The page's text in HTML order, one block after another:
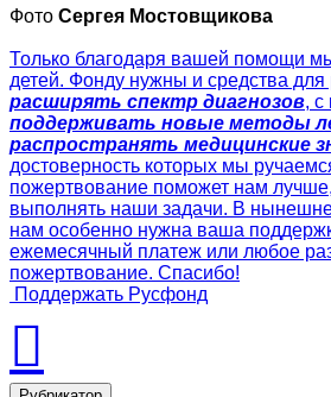
Фото Сергея Мостовщикова
Только благодаря вашей помощи
детей. Фонду нужны и средства для
расширять спектр диагнозов, с
поддерживать новые методы
распространять медицинские
достоверность которых мы
пожертвование поможет нам
выполнять наши задачи. В
нам особенно нужна ваша
ежемесячный платеж или любое
пожертвование. Спасибо!
Поддержать Русфонд